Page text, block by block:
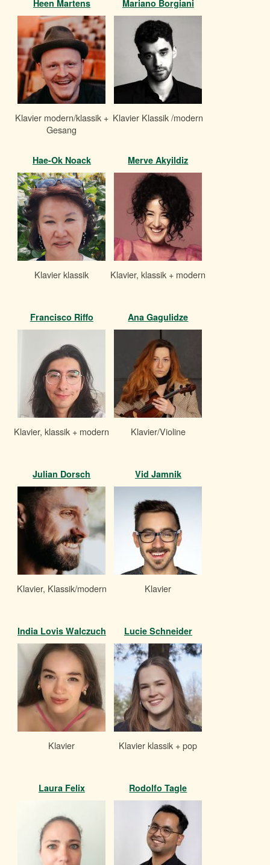
Heen Martens
Klavier modern/klassik +
Gesang
Mariano Borgiani
Klavier Klassik /modern
Hae-Ok Noack
Klavier klassik
Merve Akyildiz
Klavier, klassik + modern
Francisco Riffo
Klavier, klassik + modern
Ana Gagulidze
Klavier/Violine
Julian Dorsch
Klavier, Klassik/modern
Vid Jamnik
Klavier
India Lovis Walczuch
Klavier
Lucie Schneider
Klavier klassik + pop
Laura Felix Rodolfo Tagle